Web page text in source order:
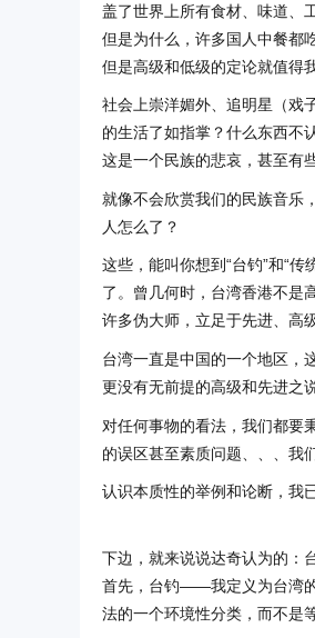
盖了世界上所有食材、味道、
但是为什么，许多国人中餐都
但是高级和低级的定论就值得
社会上崇洋媚外、追明星（戏
的生活了如指掌？什么东西不
这是一个民族的悲哀，甚至有
就像不会欣赏我们的民族音乐
人怎么了？
这些，能叫你想到“台钓”和“
了。曾几何时，台湾香港不是
许多伪大师，立足于先进、高
台湾一直是中国的一个地区，
更没有无前提的高级和先进之
对任何事物的看法，我们都要
的误区甚至素质问题、、、我
认识本质性的举例和论断，我
下边，就来说说达奇认为的：
首先，台钓——我定义为台湾
法的一个环境性分类，而不是